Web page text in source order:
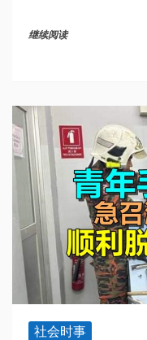
继续阅读
社会时事